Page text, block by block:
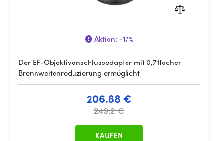
Aktion: -17%
Der EF-Objektivanschlussadapter mit 0,71facher
Brennweitenreduzierung ermöglicht
206.88 €
249.2 €
KAUFEN